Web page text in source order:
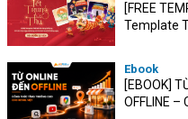
[FREE
Template
Ebook
[EBOOK]
OFFLINE –